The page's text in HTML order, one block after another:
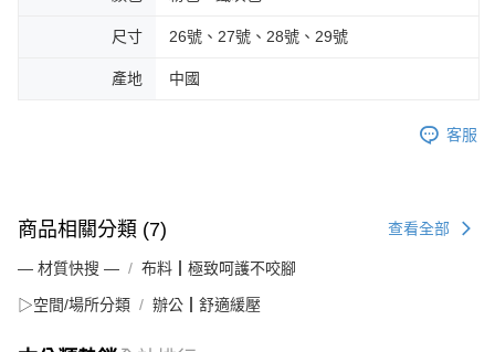
尺寸 26號、27號、28號、29號
產地 中國
客服
商品相關分類 (7) 查看全部
— 材質快搜 — 布料┃極致呵護不咬腳
▷空間/場所分類 辦公┃舒適緩壓